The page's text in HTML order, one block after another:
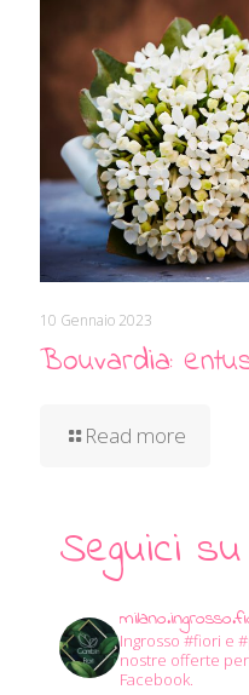
10 Gennaio 2023
Bouvardia:
Read more
Seguici
Ingrosso #fiori e
nostre offerte
Facebook.